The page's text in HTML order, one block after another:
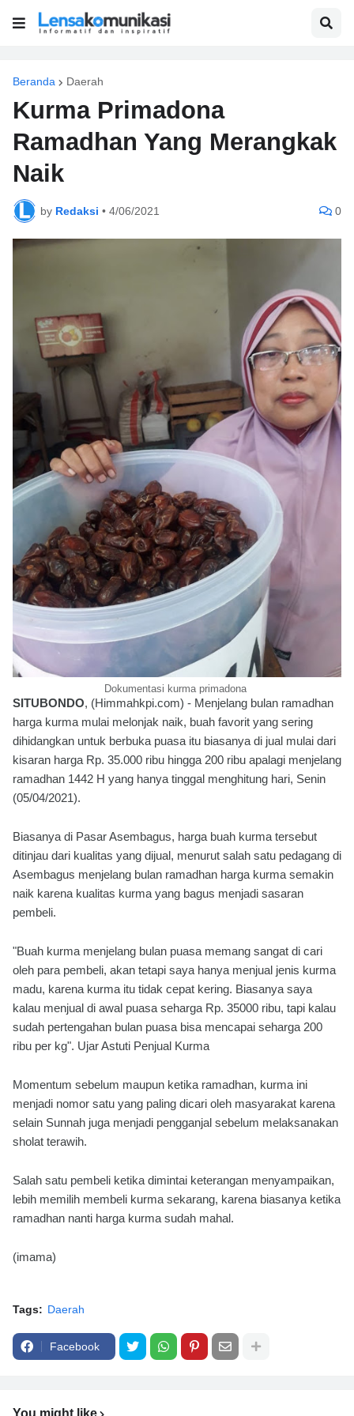
Beranda Daerah
Kurma Primadona
Ramadhan Yang Merangkak
Naik
by Redaksi • 4/06/2021 0
Dokumentasi kurma primadona
SITUBONDO, (Himmahkpi.com) - Menjelang bulan ramadhan
harga kurma mulai melonjak naik, buah favorit yang sering
dihidangkan untuk berbuka puasa itu biasanya di jual mulai dari
kisaran harga Rp. 35.000 ribu hingga 200 ribu apalagi menjelang
ramadhan 1442 H yang hanya tinggal menghitung hari, Senin
(05/04/2021).
Biasanya di Pasar Asembagus, harga buah kurma tersebut
ditinjau dari kualitas yang dijual, menurut salah satu pedagang di
Asembagus menjelang bulan ramadhan harga kurma semakin
naik karena kualitas kurma yang bagus menjadi sasaran
pembeli.
"Buah kurma menjelang bulan puasa memang sangat di cari
oleh para pembeli, akan tetapi saya hanya menjual jenis kurma
madu, karena kurma itu tidak cepat kering. Biasanya saya
kalau menjual di awal puasa seharga Rp. 35000 ribu, tapi kalau
sudah pertengahan bulan puasa bisa mencapai seharga 200
ribu per kg". Ujar Astuti Penjual Kurma
Momentum sebelum maupun ketika ramadhan, kurma ini
menjadi nomor satu yang paling dicari oleh masyarakat karena
selain Sunnah juga menjadi pengganjal sebelum melaksanakan
sholat terawih.
Salah satu pembeli ketika dimintai keterangan menyampaikan,
lebih memilih membeli kurma sekarang, karena biasanya ketika
ramadhan nanti harga kurma sudah mahal.
(imama)
Tags: Daerah
Facebook
You might like